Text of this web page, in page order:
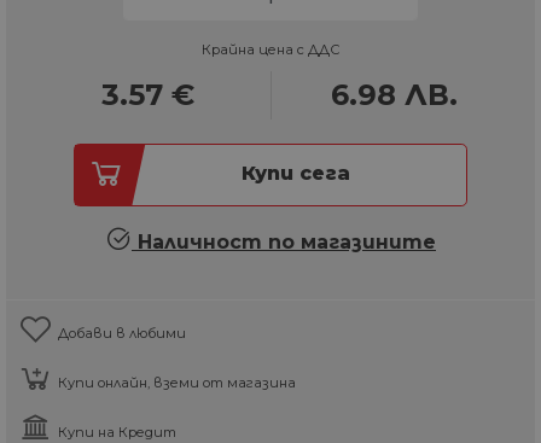
Крайна цена с ДДС
3.57 € 6.98 ЛВ.
Купи сега
Наличност по магазините
Добави в любими
Купи онлайн, вземи от магазина
Купи на Кредит